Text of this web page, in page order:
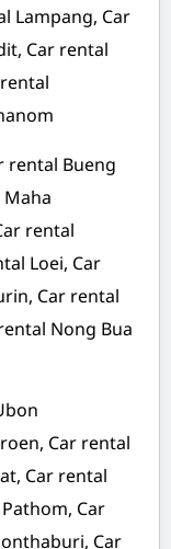
Lampang, Car
Car rental
rental Bueng
rental
Loei, Car
Car rental
Nong Bua
Car rental
Car rental
Car
Car